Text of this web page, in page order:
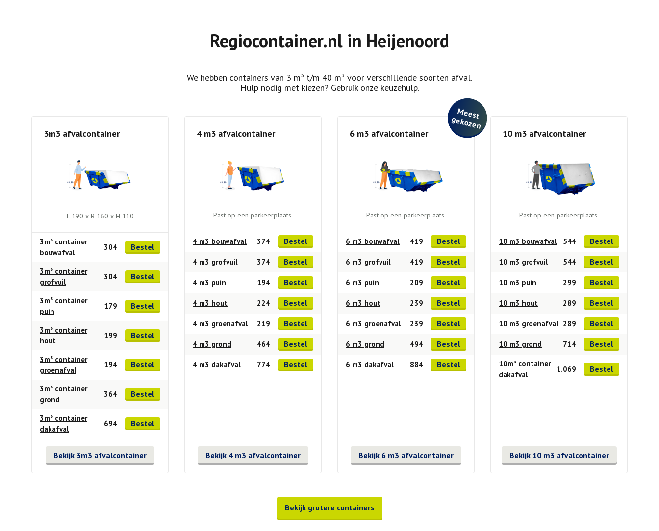
Regiocontainer.nl in Heijenoord
We hebben containers van 3 m³ t/m 40 m³ voor verschillende soorten afval.
Hulp nodig met kiezen? Gebruik onze keuzehulp.
3m3 afvalcontainer
L 190 x B 160 x H 110
3m³ container
bouwafval
304 Bestel
3m³ container
grofvuil
304 Bestel
3m³ container
puin
179 Bestel
3m³ container
hout
199 Bestel
3m³ container
groenafval
194 Bestel
3m³ container
grond
364 Bestel
3m³ container
dakafval
694 Bestel
Bekijk 3m3 afvalcontainer
4 m3 afvalcontainer
Past op een parkeerplaats.
4 m3 bouwafval 374 Bestel
4 m3 grofvuil 374 Bestel
4 m3 puin 194 Bestel
4 m3 hout 224 Bestel
4 m3 groenafval 219 Bestel
4 m3 grond 464 Bestel
4 m3 dakafval 774 Bestel
Bekijk 4 m3 afvalcontainer
M
e
e
st
g
e
ko
ze
n
6 m3 afvalcontainer
Past op een parkeerplaats.
6 m3 bouwafval 419 Bestel
6 m3 grofvuil 419 Bestel
6 m3 puin 209 Bestel
6 m3 hout 239 Bestel
6 m3 groenafval 239 Bestel
6 m3 grond 494 Bestel
6 m3 dakafval 884 Bestel
Bekijk 6 m3 afvalcontainer
10 m3 afvalcontainer
Past op een parkeerplaats.
10 m3 bouwafval 544 Bestel
10 m3 grofvuil 544 Bestel
10 m3 puin 299 Bestel
10 m3 hout 289 Bestel
10 m3 groenafval 289 Bestel
10 m3 grond 714 Bestel
10m³ container
dakafval
1.069 Bestel
Bekijk 10 m3 afvalcontainer
Bekijk grotere containers